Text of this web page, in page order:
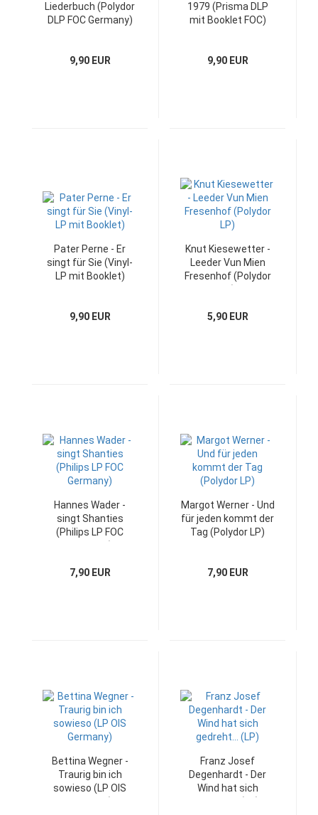
Liederbuch (Polydor
DLP FOC Germany)
9,90 EUR
1979 (Prisma DLP
mit Booklet FOC)
9,90 EUR
Pater Perne - Er
singt für Sie (Vinyl-
LP mit Booklet)
9,90 EUR
Knut Kiesewetter -
Leeder Vun Mien
Fresenhof (Polydor
5,90 EUR
Hannes Wader -
singt Shanties
(Philips LP FOC
7,90 EUR
Margot Werner - Und
für jeden kommt der
Tag (Polydor LP)
7,90 EUR
Bettina Wegner -
Traurig bin ich
sowieso (LP OIS
Franz Josef
Degenhardt - Der
Wind hat sich